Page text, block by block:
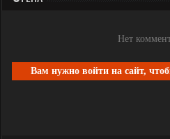
Нет
Вам нужно войти на сайт,